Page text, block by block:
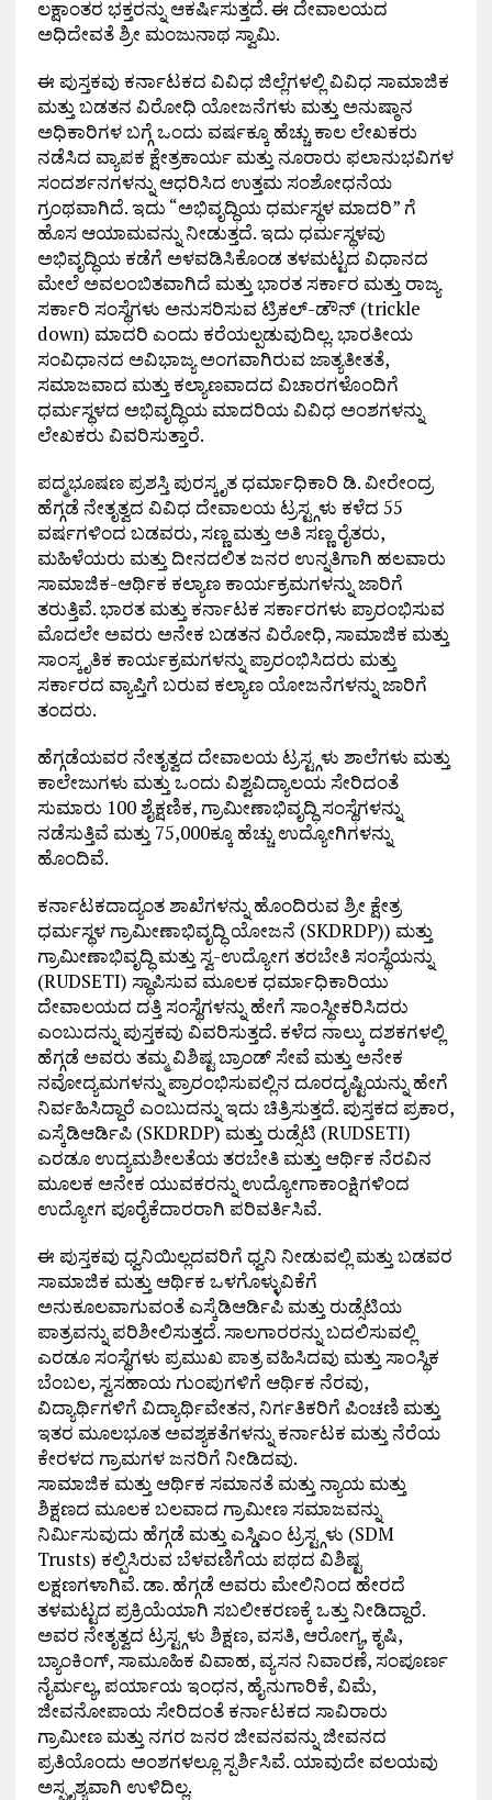
ಲಕ್ಷಾಂತರ ಭಕ್ತರನ್ನು ಆಕರ್ಷಿಸುತ್ತದೆ. ಈ ದೇವಾಲಯದ
ಅಧಿದೇವತೆ ಶ್ರೀ ಮಂಜುನಾಥ ಸ್ವಾಮಿ.
ಈ ಪುಸ್ತಕವು ಕರ್ನಾಟಕದ ವಿವಿಧ ಜಿಲ್ಲೆಗಳಲ್ಲಿ ವಿವಿಧ ಸಾಮಾಜಿಕ
ಮತ್ತು ಬಡತನ ವಿರೋಧಿ ಯೋಜನೆಗಳು ಮತ್ತು ಅನುಷ್ಠಾನ
ಅಧಿಕಾರಿಗಳ ಬಗ್ಗೆ ಒಂದು ವರ್ಷಕ್ಕೂ ಹೆಚ್ಚು ಕಾಲ ಲೇಖಕರು
ನಡೆಸಿದ ವ್ಯಾಪಕ ಕ್ಷೇತ್ರಕಾರ್ಯ ಮತ್ತು ನೂರಾರು ಫಲಾನುಭವಿಗಳ
ಸಂದರ್ಶನಗಳನ್ನು ಆಧರಿಸಿದ ಉತ್ತಮ ಸಂಶೋಧನೆಯ
ಗ್ರಂಥವಾಗಿದೆ. ಇದು “ಅಭಿವೃದ್ಧಿಯ ಧರ್ಮಸ್ಥಳ ಮಾದರಿ” ಗೆ
ಹೊಸ ಆಯಾಮವನ್ನು ನೀಡುತ್ತದೆ. ಇದು ಧರ್ಮಸ್ಥಳವು
ಅಭಿವೃದ್ಧಿಯ ಕಡೆಗೆ ಅಳವಡಿಸಿಕೊಂಡ ತಳಮಟ್ಟದ ವಿಧಾನದ
ಮೇಲೆ ಅವಲಂಬಿತವಾಗಿದೆ ಮತ್ತು ಭಾರತ ಸರ್ಕಾರ ಮತ್ತು ರಾಜ್ಯ
ಸರ್ಕಾರಿ ಸಂಸ್ಥೆಗಳು ಅನುಸರಿಸುವ ಟ್ರಿಕಲ್-ಡೌನ್ (trickle
down) ಮಾದರಿ ಎಂದು ಕರೆಯಲ್ಪಡುವುದಿಲ್ಲ. ಭಾರತೀಯ
ಸಂವಿಧಾನದ ಅವಿಭಾಜ್ಯ ಅಂಗವಾಗಿರುವ ಜಾತ್ಯತೀತತೆ,
ಸಮಾಜವಾದ ಮತ್ತು ಕಲ್ಯಾಣವಾದದ ವಿಚಾರಗಳೊಂದಿಗೆ
ಧರ್ಮಸ್ಥಳದ ಅಭಿವೃದ್ಧಿಯ ಮಾದರಿಯ ವಿವಿಧ ಅಂಶಗಳನ್ನು
ಲೇಖಕರು ವಿವರಿಸುತ್ತಾರೆ.
ಪದ್ಮಭೂಷಣ ಪ್ರಶಸ್ತಿ ಪುರಸ್ಕೃತ ಧರ್ಮಾಧಿಕಾರಿ ಡಿ. ವೀರೇಂದ್ರ
ಹೆಗ್ಗಡೆ ನೇತೃತ್ವದ ವಿವಿಧ ದೇವಾಲಯ ಟ್ರಸ್ಟ್ಗಳು ಕಳೆದ 55
ವರ್ಷಗಳಿಂದ ಬಡವರು, ಸಣ್ಣ ಮತ್ತು ಅತಿ ಸಣ್ಣ ರೈತರು,
ಮಹಿಳೆಯರು ಮತ್ತು ದೀನದಲಿತ ಜನರ ಉನ್ನತಿಗಾಗಿ ಹಲವಾರು
ಸಾಮಾಜಿಕ-ಆರ್ಥಿಕ ಕಲ್ಯಾಣ ಕಾರ್ಯಕ್ರಮಗಳನ್ನು ಜಾರಿಗೆ
ತರುತ್ತಿವೆ. ಭಾರತ ಮತ್ತು ಕರ್ನಾಟಕ ಸರ್ಕಾರಗಳು ಪ್ರಾರಂಭಿಸುವ
ಮೊದಲೇ ಅವರು ಅನೇಕ ಬಡತನ ವಿರೋಧಿ, ಸಾಮಾಜಿಕ ಮತ್ತು
ಸಾಂಸ್ಕೃತಿಕ ಕಾರ್ಯಕ್ರಮಗಳನ್ನು ಪ್ರಾರಂಭಿಸಿದರು ಮತ್ತು
ಸರ್ಕಾರದ ವ್ಯಾಪ್ತಿಗೆ ಬರುವ ಕಲ್ಯಾಣ ಯೋಜನೆಗಳನ್ನು ಜಾರಿಗೆ
ತಂದರು.
ಹೆಗ್ಗಡೆಯವರ ನೇತೃತ್ವದ ದೇವಾಲಯ ಟ್ರಸ್ಟ್ಗಳು ಶಾಲೆಗಳು ಮತ್ತು
ಕಾಲೇಜುಗಳು ಮತ್ತು ಒಂದು ವಿಶ್ವವಿದ್ಯಾಲಯ ಸೇರಿದಂತೆ
ಸುಮಾರು 100 ಶೈಕ್ಷಣಿಕ, ಗ್ರಾಮೀಣಾಭಿವೃದ್ಧಿ ಸಂಸ್ಥೆಗಳನ್ನು
ನಡೆಸುತ್ತಿವೆ ಮತ್ತು 75,000ಕ್ಕೂ ಹೆಚ್ಚು ಉದ್ಯೋಗಿಗಳನ್ನು
ಹೊಂದಿವೆ.
ಕರ್ನಾಟಕದಾದ್ಯಂತ ಶಾಖೆಗಳನ್ನು ಹೊಂದಿರುವ ಶ್ರೀ ಕ್ಷೇತ್ರ
ಧರ್ಮಸ್ಥಳ ಗ್ರಾಮೀಣಾಭಿವೃದ್ಧಿ ಯೋಜನೆ (SKDRDP)) ಮತ್ತು
ಗ್ರಾಮೀಣಾಭಿವೃದ್ಧಿ ಮತ್ತು ಸ್ವ-ಉದ್ಯೋಗ ತರಬೇತಿ ಸಂಸ್ಥೆಯನ್ನು
(RUDSETI) ಸ್ಥಾಪಿಸುವ ಮೂಲಕ ಧರ್ಮಾಧಿಕಾರಿಯು
ದೇವಾಲಯದ ದತ್ತಿ ಸಂಸ್ಥೆಗಳನ್ನು ಹೇಗೆ ಸಾಂಸ್ಥೀಕರಿಸಿದರು
ಎಂಬುದನ್ನು ಪುಸ್ತಕವು ವಿವರಿಸುತ್ತದೆ. ಕಳೆದ ನಾಲ್ಕು ದಶಕಗಳಲ್ಲಿ
ಹೆಗ್ಗಡೆ ಅವರು ತಮ್ಮ ವಿಶಿಷ್ಟ ಬ್ರಾಂಡ್ ಸೇವೆ ಮತ್ತು ಅನೇಕ
ನವೋದ್ಯಮಗಳನ್ನು ಪ್ರಾರಂಭಿಸುವಲ್ಲಿನ ದೂರದೃಷ್ಟಿಯನ್ನು ಹೇಗೆ
ನಿರ್ವಹಿಸಿದ್ದಾರೆ ಎಂಬುದನ್ನು ಇದು ಚಿತ್ರಿಸುತ್ತದೆ. ಪುಸ್ತಕದ ಪ್ರಕಾರ,
ಎಸ್ಕೆಡಿಆರ್ಡಿಪಿ (SKDRDP) ಮತ್ತು ರುಡ್ಸೆಟಿ (RUDSETI)
ಎರಡೂ ಉದ್ಯಮಶೀಲತೆಯ ತರಬೇತಿ ಮತ್ತು ಆರ್ಥಿಕ ನೆರವಿನ
ಮೂಲಕ ಅನೇಕ ಯುವಕರನ್ನು ಉದ್ಯೋಗಾಕಾಂಕ್ಷಿಗಳಿಂದ
ಉದ್ಯೋಗ ಪೂರೈಕೆದಾರರಾಗಿ ಪರಿವರ್ತಿಸಿವೆ.
ಈ ಪುಸ್ತಕವು ಧ್ವನಿಯಿಲ್ಲದವರಿಗೆ ಧ್ವನಿ ನೀಡುವಲ್ಲಿ ಮತ್ತು ಬಡವರ
ಸಾಮಾಜಿಕ ಮತ್ತು ಆರ್ಥಿಕ ಒಳಗೊಳ್ಳುವಿಕೆಗೆ
ಅನುಕೂಲವಾಗುವಂತೆ ಎಸ್ಕೆಡಿಆರ್ಡಿಪಿ ಮತ್ತು ರುಡ್ಸೆಟಿಯ
ಪಾತ್ರವನ್ನು ಪರಿಶೀಲಿಸುತ್ತದೆ. ಸಾಲಗಾರರನ್ನು ಬದಲಿಸುವಲ್ಲಿ
ಎರಡೂ ಸಂಸ್ಥೆಗಳು ಪ್ರಮುಖ ಪಾತ್ರ ವಹಿಸಿದವು ಮತ್ತು ಸಾಂಸ್ಥಿಕ
ಬೆಂಬಲ, ಸ್ವಸಹಾಯ ಗುಂಪುಗಳಿಗೆ ಆರ್ಥಿಕ ನೆರವು,
ವಿದ್ಯಾರ್ಥಿಗಳಿಗೆ ವಿದ್ಯಾರ್ಥಿವೇತನ, ನಿರ್ಗತಿಕರಿಗೆ ಪಿಂಚಣಿ ಮತ್ತು
ಇತರ ಮೂಲಭೂತ ಅವಶ್ಯಕತೆಗಳನ್ನು ಕರ್ನಾಟಕ ಮತ್ತು ನೆರೆಯ
ಕೇರಳದ ಗ್ರಾಮಗಳ ಜನರಿಗೆ ನೀಡಿದವು.
ಸಾಮಾಜಿಕ ಮತ್ತು ಆರ್ಥಿಕ ಸಮಾನತೆ ಮತ್ತು ನ್ಯಾಯ ಮತ್ತು
ಶಿಕ್ಷಣದ ಮೂಲಕ ಬಲವಾದ ಗ್ರಾಮೀಣ ಸಮಾಜವನ್ನು
ನಿರ್ಮಿಸುವುದು ಹೆಗ್ಗಡೆ ಮತ್ತು ಎಸ್ಡಿಎಂ ಟ್ರಸ್ಟ್ಗಳು (SDM
Trusts) ಕಲ್ಪಿಸಿರುವ ಬೆಳವಣಿಗೆಯ ಪಥದ ವಿಶಿಷ್ಟ
ಲಕ್ಷಣಗಳಾಗಿವೆ. ಡಾ. ಹೆಗ್ಗಡೆ ಅವರು ಮೇಲಿನಿಂದ ಹೇರದೆ
ತಳಮಟ್ಟದ ಪ್ರಕ್ರಿಯೆಯಾಗಿ ಸಬಲೀಕರಣಕ್ಕೆ ಒತ್ತು ನೀಡಿದ್ದಾರೆ.
ಅವರ ನೇತೃತ್ವದ ಟ್ರಸ್ಟ್ಗಳು ಶಿಕ್ಷಣ, ವಸತಿ, ಆರೋಗ್ಯ, ಕೃಷಿ,
ಬ್ಯಾಂಕಿಂಗ್, ಸಾಮೂಹಿಕ ವಿವಾಹ, ವ್ಯಸನ ನಿವಾರಣೆ, ಸಂಪೂರ್ಣ
ನೈರ್ಮಲ್ಯ, ಪರ್ಯಾಯ ಇಂಧನ, ಹೈನುಗಾರಿಕೆ, ವಿಮೆ,
ಜೀವನೋಪಾಯ ಸೇರಿದಂತೆ ಕರ್ನಾಟಕದ ಸಾವಿರಾರು
ಗ್ರಾಮೀಣ ಮತ್ತು ನಗರ ಜನರ ಜೀವನವನ್ನು ಜೀವನದ
ಪ್ರತಿಯೊಂದು ಅಂಶಗಳಲ್ಲೂ ಸ್ಪರ್ಶಿಸಿವೆ. ಯಾವುದೇ ವಲಯವು
ಅಸ್ಪೃಶ್ಯವಾಗಿ ಉಳಿದಿಲ್ಲ.